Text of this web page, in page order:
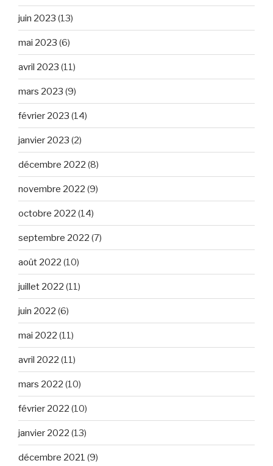
juin 2023 (13)
mai 2023 (6)
avril 2023 (11)
mars 2023 (9)
février 2023 (14)
janvier 2023 (2)
décembre 2022 (8)
novembre 2022 (9)
octobre 2022 (14)
septembre 2022 (7)
août 2022 (10)
juillet 2022 (11)
juin 2022 (6)
mai 2022 (11)
avril 2022 (11)
mars 2022 (10)
février 2022 (10)
janvier 2022 (13)
décembre 2021 (9)